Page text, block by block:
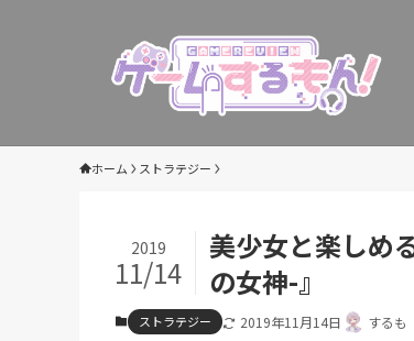
ホーム ストラテジー
美少女と楽しめ
の女神-』
2019
11/14
ストラテジー 2019年11月14日 するも